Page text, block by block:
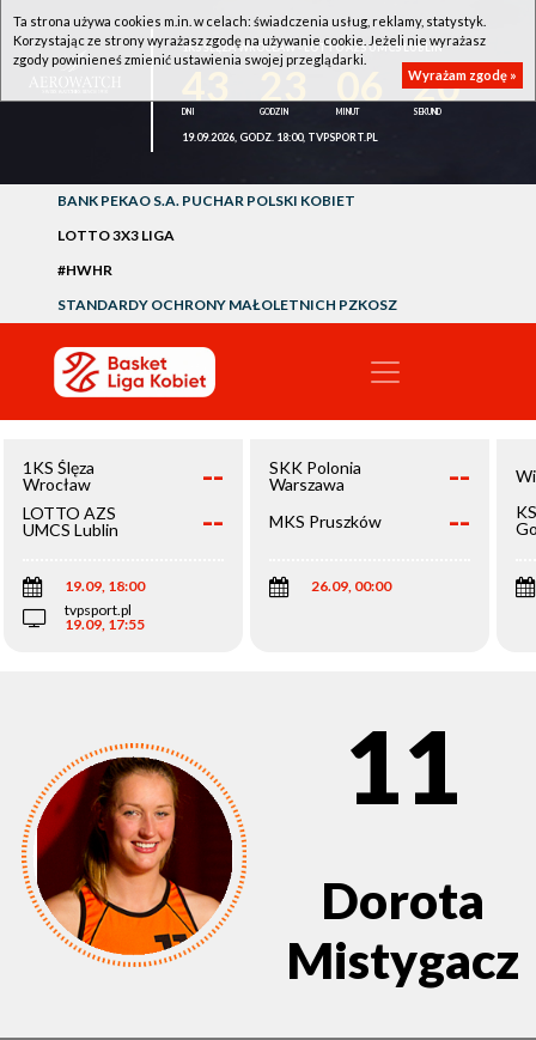
1KS ŚLĘZA WROCŁAW - LOTTO AZS UMCS LUBLIN
20
19.09.2026, GODZ. 18:00, TVPSPORT.PL
BANK PEKAO S.A. PUCHAR POLSKI KOBIET
LOTTO 3X3 LIGA
#HWHR
STANDARDY OCHRONY MAŁOLETNICH PZKOSZ
1KS Ślęza
Wrocław
--
LOTTO AZS
UMCS Lublin
--
19.09, 18:00
tvpsport.pl
19.09, 17:55
SKK Polonia
Warszawa
--
MKS Pruszków --
26.09, 00:00
11
Dorota
Mistygacz
Ta strona używa cookies m.in. w celach: świadczenia usług, reklamy, statystyk.
Korzystając ze strony wyrażasz zgodę na używanie cookie. Jeżeli nie wyrażasz
zgody powinieneś zmienić ustawienia swojej przeglądarki.
Wyrażam zgodę »